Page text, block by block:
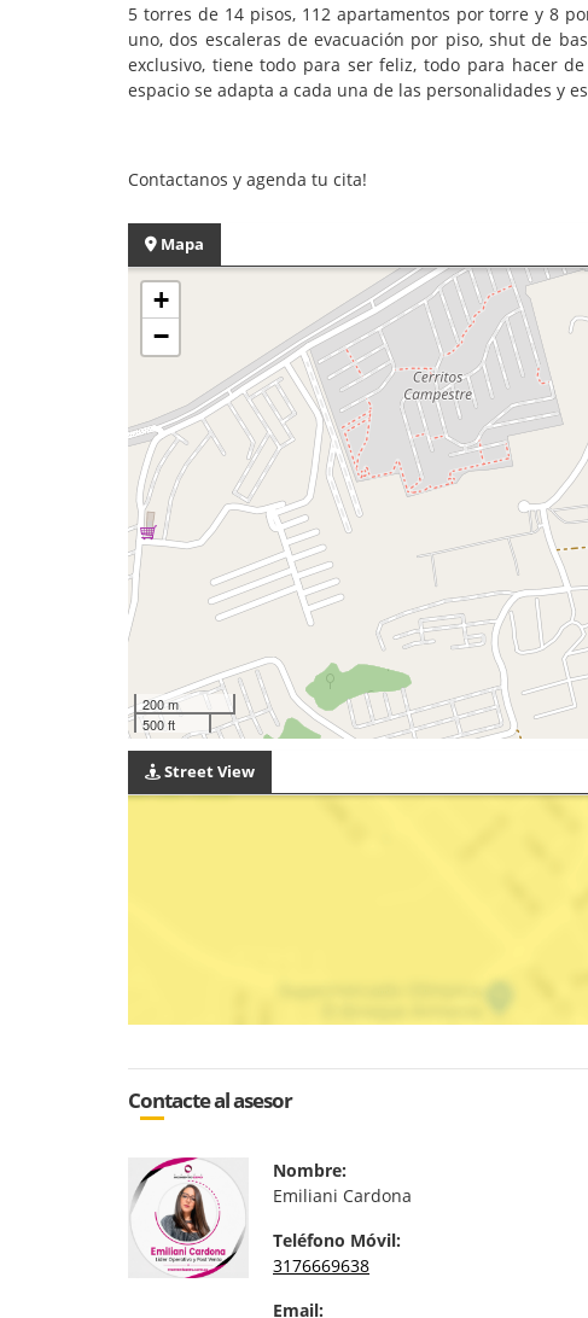
5 torres de 14 pisos, 112 apartamentos por torre y 8
uno, dos escaleras de evacuación por piso, shut de
exclusivo, tiene todo para ser feliz, todo para hacer
espacio se adapta a cada una de las personalidades y
Contactanos y agenda tu cita!
Mapa
+
−
200 m
500 ft
Street View
Contacte al asesor
Nombre:
Emiliani Cardona
Teléfono Móvil:
3176669638
Email: